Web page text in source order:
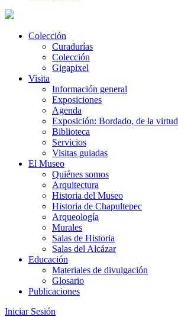
Colección
Curadurías
Colección
Gigapixel
Visita
Información general
Exposiciones
Agenda
Exposición: Bordado, de la virtud
Biblioteca
Servicios
Visitas guiadas
El Museo
Quiénes somos
Arquitectura
Historia del Museo
Historia de Chapultepec
Arqueología
Murales
Salas de Historia
Salas del Alcázar
Educación
Materiales de divulgación
Glosario
Publicaciones
Iniciar Sesión